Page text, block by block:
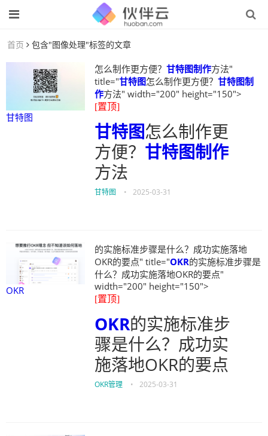
首页 包含"图像处理"标签的文章
甘特图
怎么制作更方便？ 甘特图制作方法"
title="甘特图怎么制作更方便？ 甘特图制
作方法" width="200" height="150">
[置顶]
甘特图怎么制作更
方便？ 甘特图制作
方法
甘特图 • 2025-03-31
OKR
的实施标准步骤是什么？成功实施落地
OKR的要点" title="OKR的实施标准步骤是
什么？成功实施落地OKR的要点"
width="200" height="150">
[置顶]
OKR的实施标准步
骤是什么？成功实
施落地OKR的要点
OKR管理 • 2025-03-31